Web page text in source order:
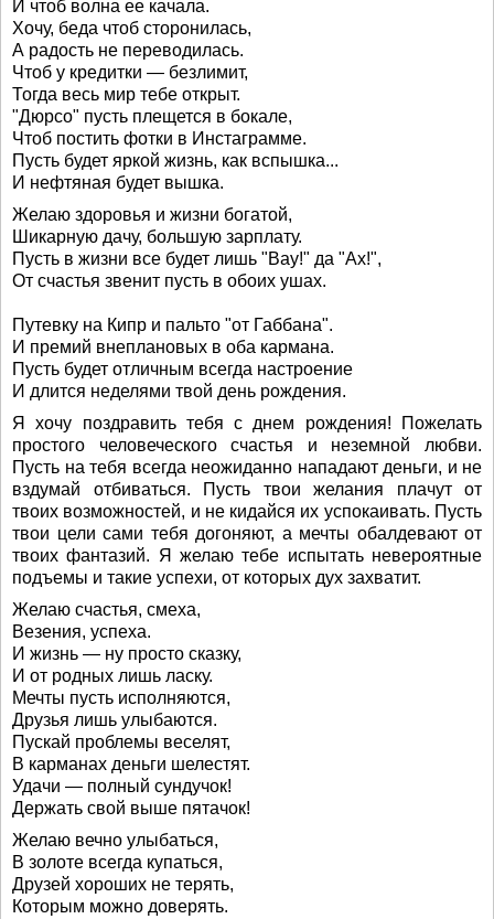
И чтоб волна ее качала.
Хочу, беда чтоб сторонилась,
А радость не переводилась.
Чтоб у кредитки — безлимит,
Тогда весь мир тебе открыт.
"Дюрсо" пусть плещется в бокале,
Чтоб постить фотки в Инстаграмме.
Пусть будет яркой жизнь, как вспышка...
И нефтяная будет вышка.
Желаю здоровья и жизни богатой,
Шикарную дачу, большую зарплату.
Пусть в жизни все будет лишь "Вау!" да "Ах!",
От счастья звенит пусть в обоих ушах.
Путевку на Кипр и пальто "от Габбана".
И премий внеплановых в оба кармана.
Пусть будет отличным всегда настроение
И длится неделями твой день рождения.
Я хочу поздравить тебя с днем рождения! Пожелать
простого человеческого счастья и неземной любви.
Пусть на тебя всегда неожиданно нападают деньги, и не
вздумай отбиваться. Пусть твои желания плачут от
твоих возможностей, и не кидайся их успокаивать. Пусть
твои цели сами тебя догоняют, а мечты обалдевают от
твоих фантазий. Я желаю тебе испытать невероятные
подъемы и такие успехи, от которых дух захватит.
Желаю счастья, смеха,
Везения, успеха.
И жизнь — ну просто сказку,
И от родных лишь ласку.
Мечты пусть исполняются,
Друзья лишь улыбаются.
Пускай проблемы веселят,
В карманах деньги шелестят.
Удачи — полный сундучок!
Держать свой выше пятачок!
Желаю вечно улыбаться,
В золоте всегда купаться,
Друзей хороших не терять,
Которым можно доверять.